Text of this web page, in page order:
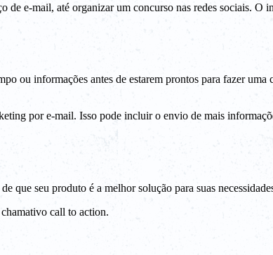
e-mail, até organizar um concurso nas redes sociais. O
ou informações antes de estarem prontos para fazer
por e-mail. Isso pode incluir o envio de mais
seu produto é a melhor solução para suas
call to action.